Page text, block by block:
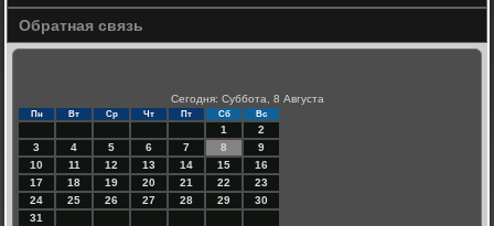
Обратная связь
Сегодня: Суббота, 8 Августа
Пн Вт Ср Чт Пт Сб Вс
1
2
3
4 5 6 7 8
9
10
11 12 13 14 15
16
17
18 19 20 21 22
23
24
25 26 27 28 29
30
31